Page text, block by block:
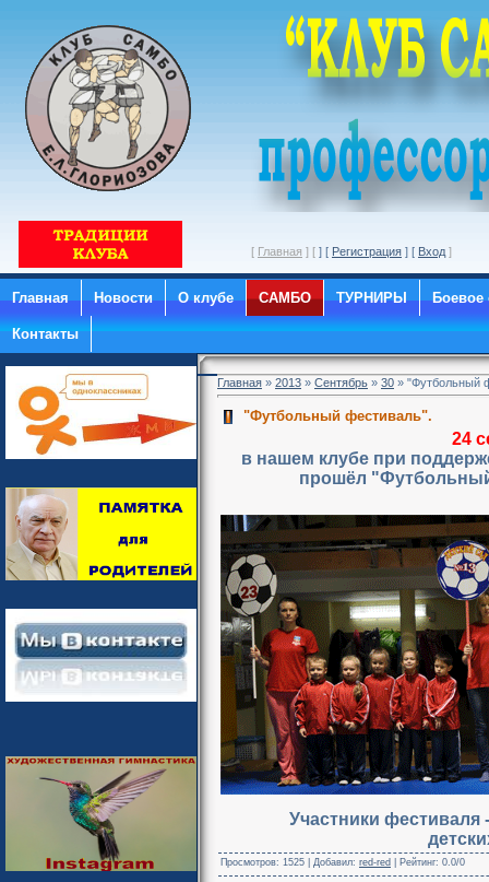
[ Главная ] [ ] [ Регистрация ] [ Вход
Главная Новости О клубе САМБО ТУРНИРЫ Боевое
Контакты
Главная » 2013 » Сентябрь » 30 » "Футбольный
"Футбольный фестиваль".
24
в нашем клубе при
прошёл
Участники
Просмотров: 1525 | Добавил: red-red Рейтинг: 0.0/0